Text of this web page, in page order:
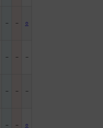
－ － ○
－ － －
－ － －
－ － ○